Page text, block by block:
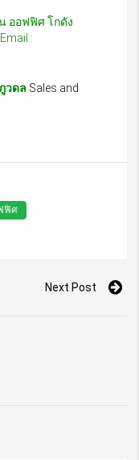
ออฟฟิศ โกดัง
:
วดล Sales and
ฟิศ
Next Post